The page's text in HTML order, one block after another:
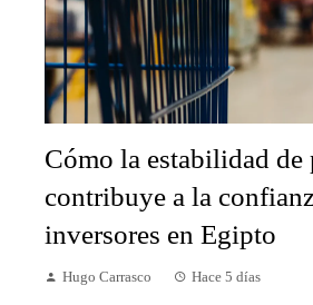
Cómo la estabilidad de
contribuye a la
inversores en Egipto
Hugo Carrasco Hace 5 días